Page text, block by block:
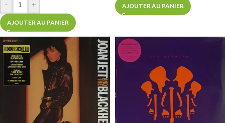
- +
AJOUTER AU PANIER
AJOUTER AU PANIER